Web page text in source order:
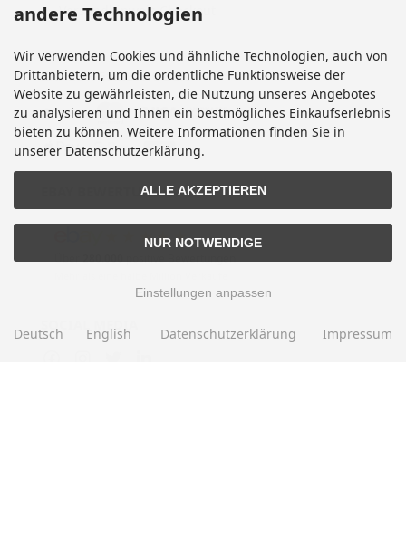
Versandhinweis Checkout
ZAHLUNGSMETHODEN
EBAY BEWERTUNGEN
★★★★★
Über280.000positive Bewertungen
SOCIAL MEDIA
andere Technologien
Wir verwenden Cookies und ähnliche Technologien, auch von
Drittanbietern, um die ordentliche Funktionsweise der
Website zu gewährleisten, die Nutzung unseres Angebotes
zu analysieren und Ihnen ein bestmögliches Einkaufserlebnis
bieten zu können. Weitere Informationen finden Sie in
unserer Datenschutzerklärung.
ALLE AKZEPTIEREN
NUR NOTWENDIGE
Einstellungen anpassen
Deutsch English Datenschutzerklärung Impressum